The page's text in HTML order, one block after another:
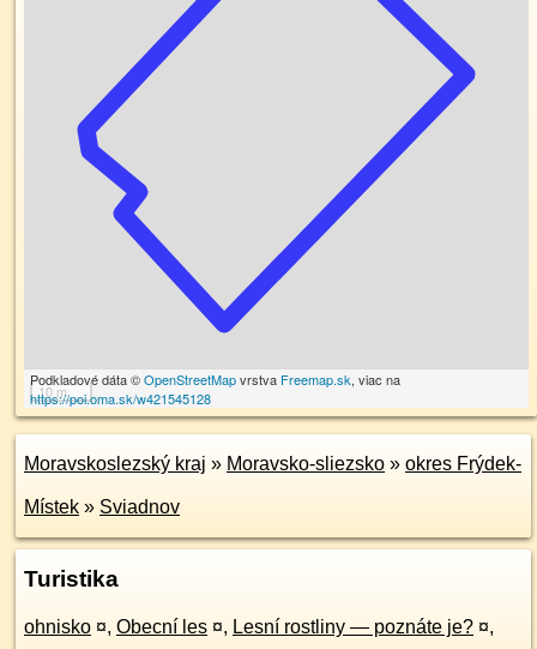
10 m
Podkladové dáta ©OpenStreetMapvrstva Freemap.sk, viac na
https://poi.oma.sk/w421545128
Moravskoslezský kraj » Moravsko-sliezsko » okres Frýdek-
Místek » Sviadnov
Turistika
ohnisko ¤, Obecní les ¤, Lesní rostliny ­— poznáte je? ¤,